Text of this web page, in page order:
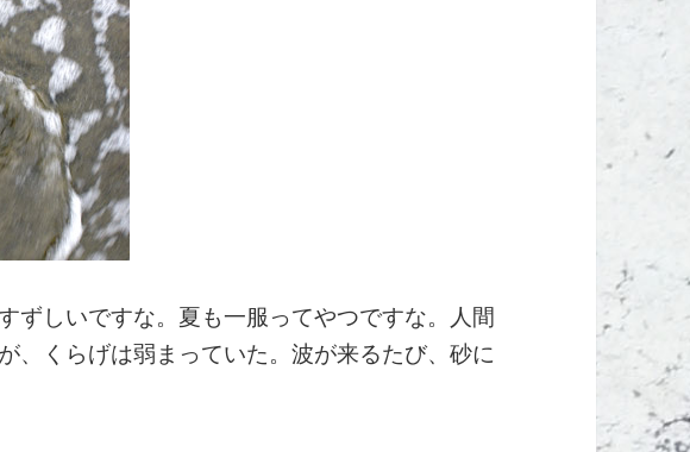
ずしいですな。夏も一服ってやつですな。人間
、くらげは弱まっていた。波が来るたび、砂に